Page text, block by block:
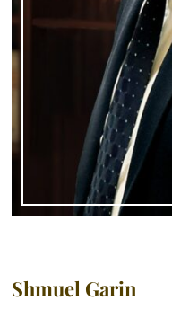
Shmuel Garin